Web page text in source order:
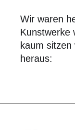
Wir waren
Kunstwerke
kaum
heraus: